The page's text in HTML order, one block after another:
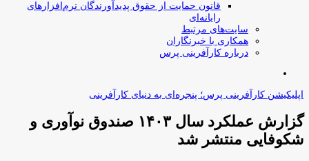
قانون حمایت از حقوق پدیدآورندگان نرم‌افزارهای
رایانه‌ای
سایت‌های مرتبط
همکاری با خبرنگاران
درباره کارآفرینی پرس
اپلیکیشن کارآفرینی پرس؛ پنجره‌ای به دنیای کارآفرینی
گزارش عملکرد سال ۱۴۰۳ صندوق نوآوری و
شکوفایی منتشر شد